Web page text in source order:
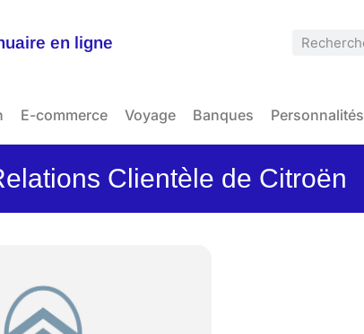
en ligne
E-commerce Voyage Banques Personnalités
Clientèle de Citroën